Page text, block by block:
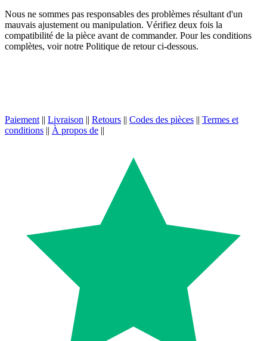
Nous ne sommes pas responsables des problèmes résultant d'un
mauvais ajustement ou manipulation. Vérifiez deux fois la
compatibilité de la pièce avant de commander. Pour les conditions
complètes, voir notre Politique de retour ci-dessous.
Paiement || Livraison || Retours || Codes des pièces || Termes et
conditions || À propos de ||